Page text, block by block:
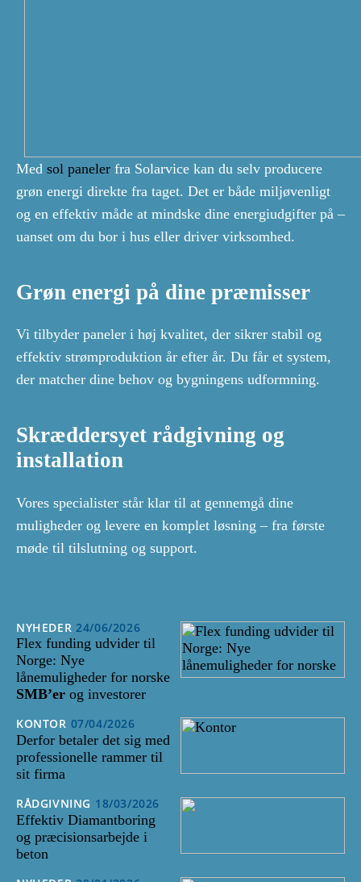
Med sol paneler fra Solarvice kan du selv producere
grøn energi direkte fra taget. Det er både miljøvenligt
og en effektiv måde at mindske dine energiudgifter på –
uanset om du bor i hus eller driver virksomhed.
Grøn energi på dine præmisser
Vi tilbyder paneler i høj kvalitet, der sikrer stabil og
effektiv strømproduktion år efter år. Du får et system,
der matcher dine behov og bygningens udformning.
Skræddersyet rådgivning og
installation
Vores specialister står klar til at gennemgå dine
muligheder og levere en komplet løsning – fra første
møde til tilslutning og support.
NYHEDER 24/06/2026
Flex funding udvider til
Norge: Nye
lånemuligheder for norske
SMB’er og investorer
KONTOR 07/04/2026
Derfor betaler det sig med
professionelle rammer til
sit firma
RÅDGIVNING 18/03/2026
Effektiv Diamantboring
og præcisionsarbejde i
beton